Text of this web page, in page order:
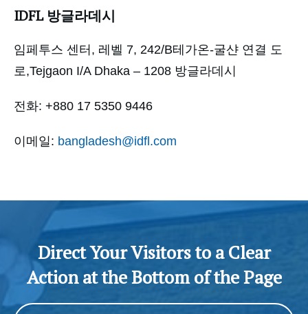
IDFL 방글라데시
임페투스 센터, 레벨 7, 242/B테가온-굴샨 연결 도
로,Tejgaon I/A Dhaka – 1208 방글라데시
전화: +880 17 5350 9446
이메일: bangladesh@idfl.com
Direct Your Visitors to a Clear
Action at the Bottom of the Page